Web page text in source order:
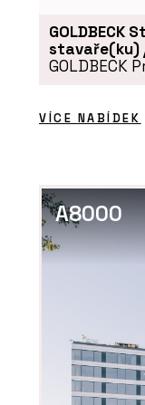
stavaře(ku)
GOLDBECK
VÍCE NABÍDEK
A8000